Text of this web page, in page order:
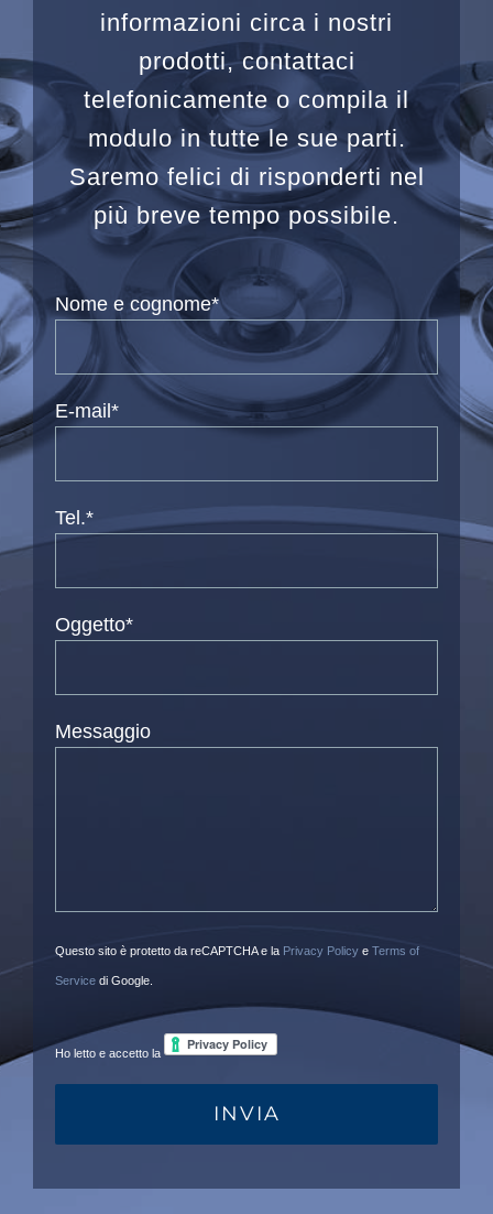
informazioni circa i nostri
prodotti, contattaci
telefonicamente o compila il
modulo in tutte le sue parti.
Saremo felici di risponderti nel
più breve tempo possibile.
Nome e cognome*
E-mail*
Tel.*
Oggetto*
Messaggio
Questo sito è protetto da reCAPTCHA e la Privacy Policy eTerms of
Service di Google.
Ho letto e accetto la